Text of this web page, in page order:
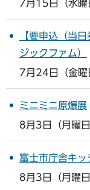
7月15日（水曜
【要申込（当
ジックファム）
7月24日（金曜
ミニミニ原爆展
8月3日（月曜
富士市庁舎キ
8月3日（月曜